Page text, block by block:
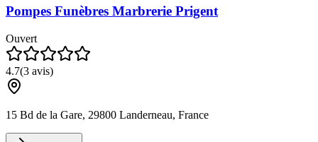
Pompes Funèbres Marbrerie Prigent
Ouvert
4.7(3 avis)
15 Bd de la Gare, 29800 Landerneau, France